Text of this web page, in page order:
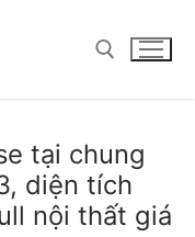
tại chung
diện tích
nội thất giá